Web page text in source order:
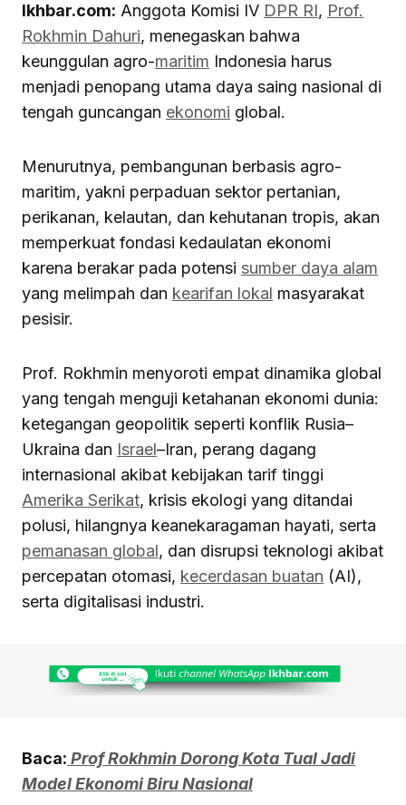
Ikhbar.com: Anggota Komisi IV DPR RI, Prof.
Rokhmin Dahuri, menegaskan bahwa
keunggulan agro-maritim Indonesia harus
menjadi penopang utama daya saing nasional di
tengah guncangan ekonomi global.
Menurutnya, pembangunan berbasis agro-
maritim, yakni perpaduan sektor pertanian,
perikanan, kelautan, dan kehutanan tropis, akan
memperkuat fondasi kedaulatan ekonomi
karena berakar pada potensi sumber daya alam
yang melimpah dan kearifan lokal masyarakat
pesisir.
Prof. Rokhmin menyoroti empat dinamika global
yang tengah menguji ketahanan ekonomi dunia:
ketegangan geopolitik seperti konflik Rusia–
Ukraina dan Israel–Iran, perang dagang
internasional akibat kebijakan tarif tinggi
Amerika Serikat, krisis ekologi yang ditandai
polusi, hilangnya keanekaragaman hayati, serta
pemanasan global, dan disrupsi teknologi akibat
percepatan otomasi, kecerdasan buatan (AI),
serta digitalisasi industri.
Baca: Prof Rokhmin Dorong Kota Tual Jadi
Model Ekonomi Biru Nasional